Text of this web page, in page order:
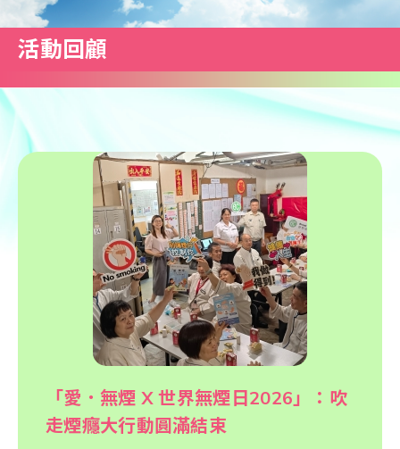
活動回顧
「愛．無煙 X 世界無煙日2026」：吹
走煙癮大行動圓滿結束